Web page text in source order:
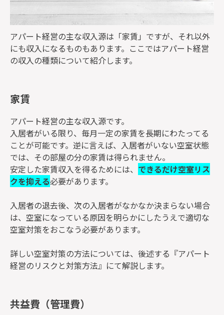
アパート経営の主な収入源は「家賃」ですが、それ以外
にも収入になるものもあります。ここではアパート経営
の収入の種類について紹介します。
家賃
アパート経営の主な収入源です。
入居者がいる限り、毎月一定の家賃を長期にわたってる
ことが可能です。逆に言えば、入居者がいない空室状態
では、その部屋の分の家賃は得られません。
安定した家賃収入を得るためには、 できるだけ空室リス
クを抑える必要があります。
入居者の退去後、次の入居者がなかなか決まらない場合
は、空室になっている原因を明らかにしたうえで適切な
空室対策をおこなう必要があります。
詳しい空室対策の方法については、後述する『アパート
経営のリスクと対策方法』にて解説します。
共益費（管理費）